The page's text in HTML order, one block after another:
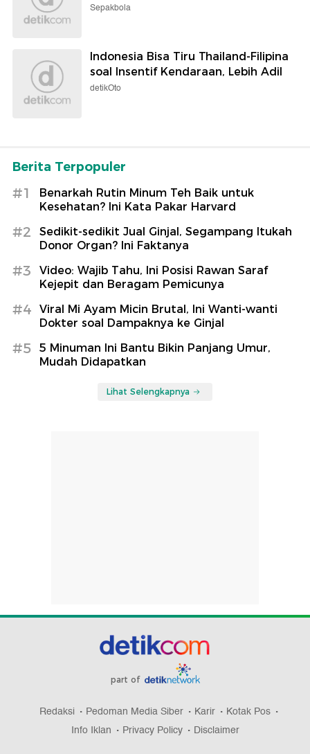
Sepakbola
Indonesia Bisa Tiru Thailand-Filipina
soal Insentif Kendaraan, Lebih Adil
detikOto
Berita Terpopuler
#1
Benarkah Rutin Minum Teh Baik untuk
Kesehatan? Ini Kata Pakar Harvard
#2
Sedikit-sedikit Jual Ginjal, Segampang Itukah
Donor Organ? Ini Faktanya
#3
Video: Wajib Tahu, Ini Posisi Rawan Saraf
Kejepit dan Beragam Pemicunya
#4
Viral Mi Ayam Micin Brutal, Ini Wanti-wanti
Dokter soal Dampaknya ke Ginjal
#5
5 Minuman Ini Bantu Bikin Panjang Umur,
Mudah Didapatkan
Lihat Selengkapnya
part of
Redaksi Pedoman Media Siber Karir
Kotak Pos
Info Iklan
Privacy Policy Disclaimer